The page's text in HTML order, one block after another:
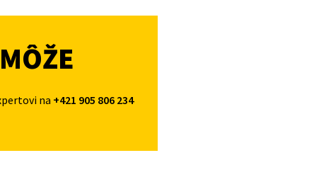
na +421 905 806 234